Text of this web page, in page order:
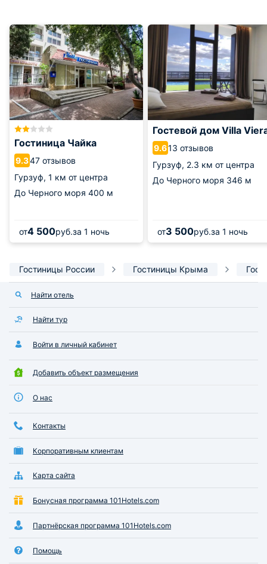
Гостиница Чайка
9.347 отзывов
Гурзуф, 1 км от центра
До Черного моря 400 м
от4 500руб.за 1 ночь
Гостевой дом Villa
9.613 отзывов
Гурзуф, 2.3 км от центра
До Черного моря 346 м
от3 500руб.за 1 ночь
Гостиницы России Гостиницы Крыма
Найти отель
Найти тур
Войти в личный кабинет
Добавить объект размещения
О нас
Контакты
Корпоративным клиентам
Карта сайта
Бонусная программа 101Hotels.com
Партнёрская программа 101Hotels.com
Помощь